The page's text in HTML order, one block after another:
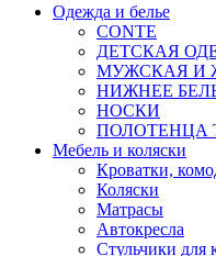
Одежда и белье
CONTE
ДЕТСКАЯ
МУЖСКАЯ И
НИЖНЕЕ
НОСКИ
ПОЛОТЕНЦА
Мебель и коляски
Кроватки,
Коляски
Матрасы
Автокресла
Стульчики для